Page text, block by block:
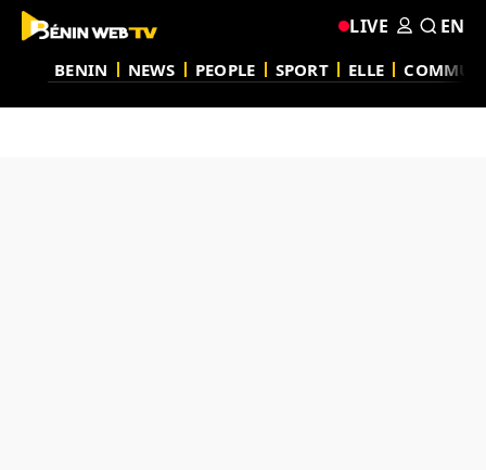
BENIN NEWS PEOPLE SPORT ELLE
LIVE EN